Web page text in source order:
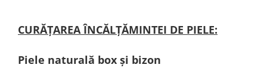
CURĂȚAREA ÎNCĂLȚĂMINTEI DE PIELE:
Piele naturală box și bizon